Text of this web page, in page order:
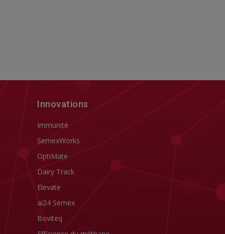
Innovations
Immunité
SemexWorks
OptiMate
Dairy Track
Elevate
ai24 Semex
Boviteq